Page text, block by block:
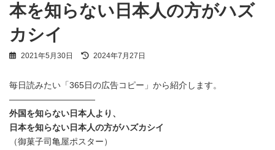
本を知らない日本人の方がハズ
カシイ
2021年5月30日
最
新
:
2024年7月27日
毎日読みたい「365日の広告コピー」から紹介します。
——————————
外国を知らない日本人より、
日本を知らない日本人の方がハズカシイ
（御菓子司亀屋ポスター）